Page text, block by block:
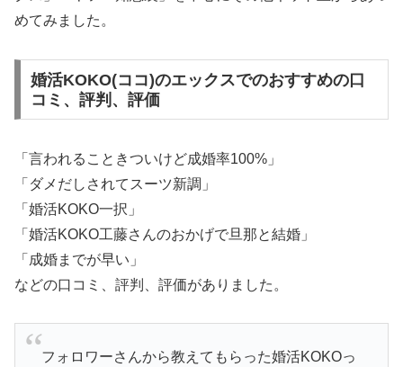
めてみました。
婚活KOKO(ココ)のエックスでのおすすめの口
コミ、評判、評価
「言われることきついけど成婚率100%」
「ダメだしされてスーツ新調」
「婚活KOKO一択」
「婚活KOKO工藤さんのおかげで旦那と結婚」
「成婚までが早い」
などの口コミ、評判、評価がありました。
フォロワーさんから教えてもらった婚活KOKOっ